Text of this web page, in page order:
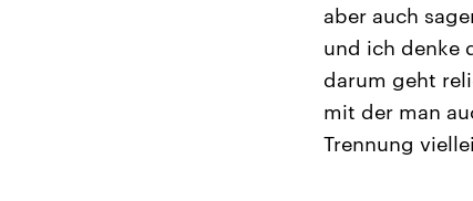
aber auch
und ich denke
darum geht
mit der man
Trennung